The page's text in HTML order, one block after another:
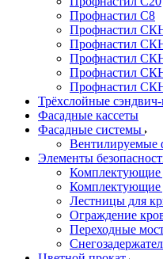
Профнастил С8
Профнастил
Профнастил
Профнастил
Профнастил
Профнастил
Трёхслойные
Фасадные кассеты
Фасадные системы
Вентилируемые
Элементы
Комплектующие
Комплектующие
Лестницы для
Ограждение
Переходные